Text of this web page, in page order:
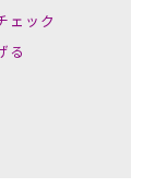
ェック
る